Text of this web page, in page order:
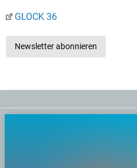
GLOCK 36
Newsletter abonnieren